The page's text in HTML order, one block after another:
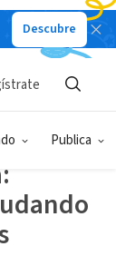
Descubre
Publica